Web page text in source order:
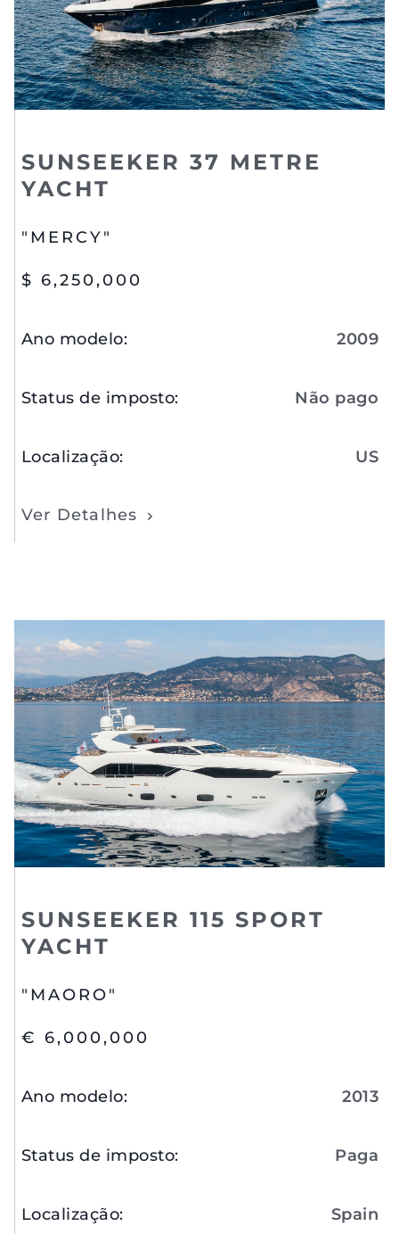
SUNSEEKER 37 METRE
YACHT
"MERCY"
$ 6,250,000
Ano modelo: 2009
Status de imposto: Não pago
Localização: US
Ver Detalhes
SUNSEEKER 115 SPORT
YACHT
"MAORO"
€ 6,000,000
Ano modelo: 2013
Status de imposto: Paga
Localização: Spain